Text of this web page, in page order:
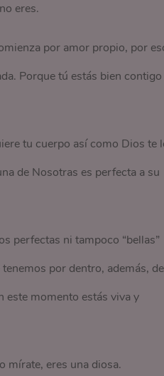
eres.
por amor propio, por
Porque tú estás bien contigo
tu cuerpo así como Dios te
de Nosotras es perfecta a su
perfectas ni tampoco “bellas”
por dentro, además,
este momento estás viva y
mírate, eres una diosa.